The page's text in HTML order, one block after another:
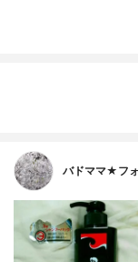
バドママ★フ